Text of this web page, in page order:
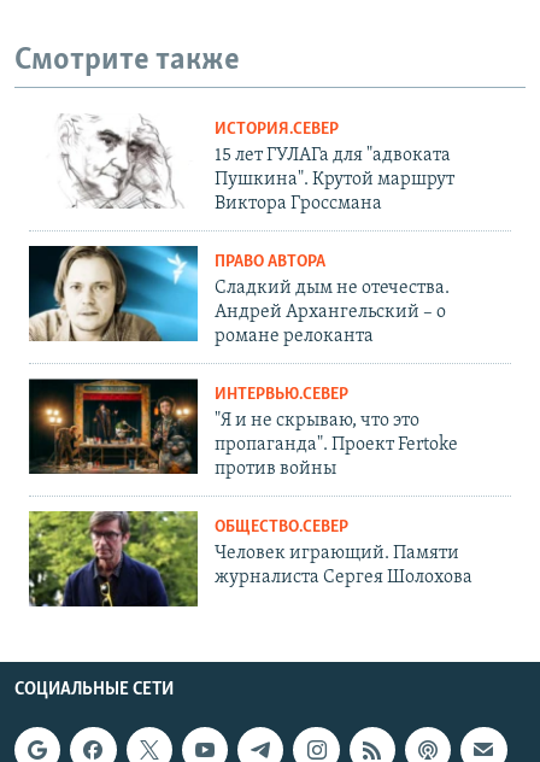
Смотрите также
ИСТОРИЯ.СЕВЕР
15 лет ГУЛАГа для "адвоката
Пушкина". Крутой маршрут
Виктора Гроссмана
ПРАВО АВТОРА
Сладкий дым не отечества.
Андрей Архангельский – о
романе релоканта
ИНТЕРВЬЮ.СЕВЕР
"Я и не скрываю, что это
пропаганда". Проект Fertoke
против войны
ОБЩЕСТВО.СЕВЕР
Человек играющий. Памяти
журналиста Сергея Шолохова
СОЦИАЛЬНЫЕ СЕТИ